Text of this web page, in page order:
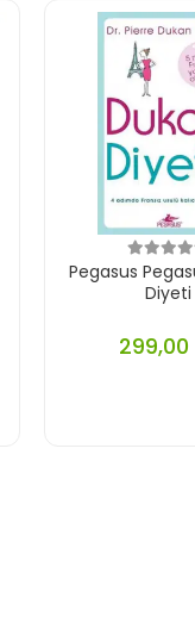
Pegasus
Diyeti
299,00